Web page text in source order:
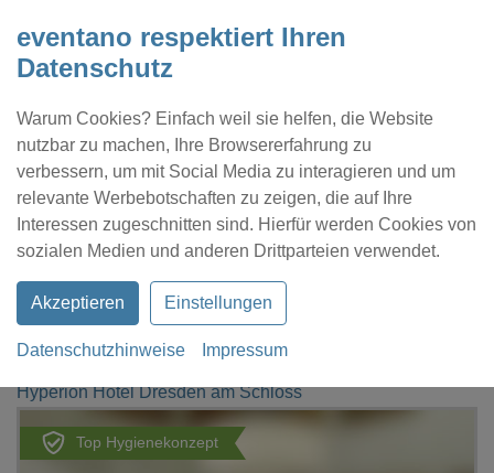
eventano respektiert Ihren
Datenschutz
Warum Cookies? Einfach weil sie helfen, die Website
nutzbar zu machen, Ihre Browsererfahrung zu
verbessern, um mit Social Media zu interagieren und um
relevante Werbebotschaften zu zeigen, die auf Ihre
Interessen zugeschnitten sind. Hierfür werden Cookies von
sozialen Medien und anderen Drittparteien verwendet.
Akzeptieren Einstellungen
Datenschutzhinweise Impressum
Kontakt Location eintragen Profil
Hyperion Hotel Dresden am Schloss
Top Hygienekonzept